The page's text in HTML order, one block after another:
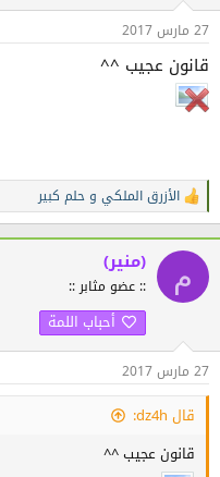
ا
ت
:
27 مارس 2017
قانون عجيب ^^
ا
ل
ت
ف
ع
:
الأزرق الملكي و حلم كبير
م (منير)
:: عضو مثابر ::
أحباب اللمة
27 مارس 2017
قال dz4h:
قانون عجيب ^^